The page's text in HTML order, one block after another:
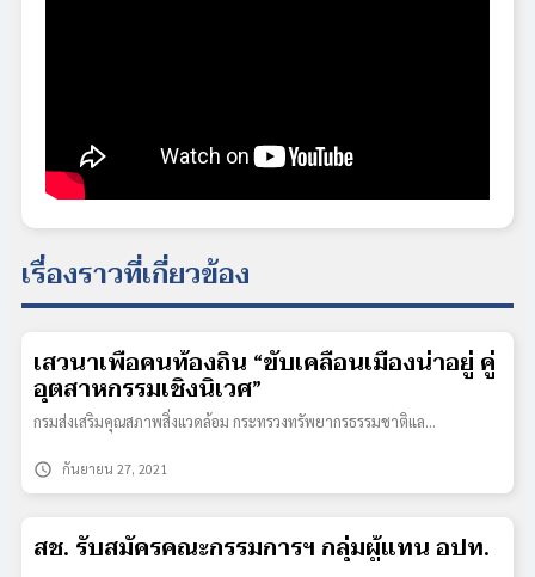
เรื่องราวที่เกี่ยวข้อง
เสวนาเพื่อคนท้องถิ่น “ขับเคลื่อนเมืองน่าอยู่ คู่
อุตสาหกรรมเชิงนิเวศ”
กรมส่งเสริมคุณสภาพสิ่งแวดล้อม กระทรวงทรัพยากรธรรมชาติแล…
schedule กันยายน 27, 2021
สช. รับสมัครคณะกรรมการฯ กลุ่มผู้แทน อปท.